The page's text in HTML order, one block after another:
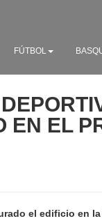
FÚTBOL
EN EL
el edificio en